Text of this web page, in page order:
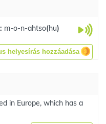
m-o-n-ahtso(hu)
helyesírás hozzáadása
in Europe, which has a